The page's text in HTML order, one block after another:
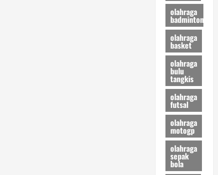
olahraga
badminton
olahraga
basket
olahraga
bulu
tangkis
olahraga
futsal
olahraga
motogp
olahraga
sepak
bola